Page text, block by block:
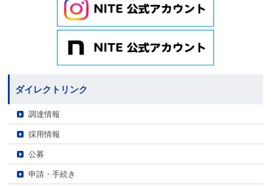
ダイレクトリンク
調達情報
採用情報
公募
申請・手続き